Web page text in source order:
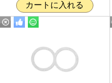
カートに入れる